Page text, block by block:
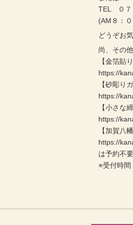
TEL ０７
(AM８：
どうぞお
尚、その
【金箔貼
https://
【砂彫り
https://
【小さな
https://
【加賀八
https://
は予約不
※受付時